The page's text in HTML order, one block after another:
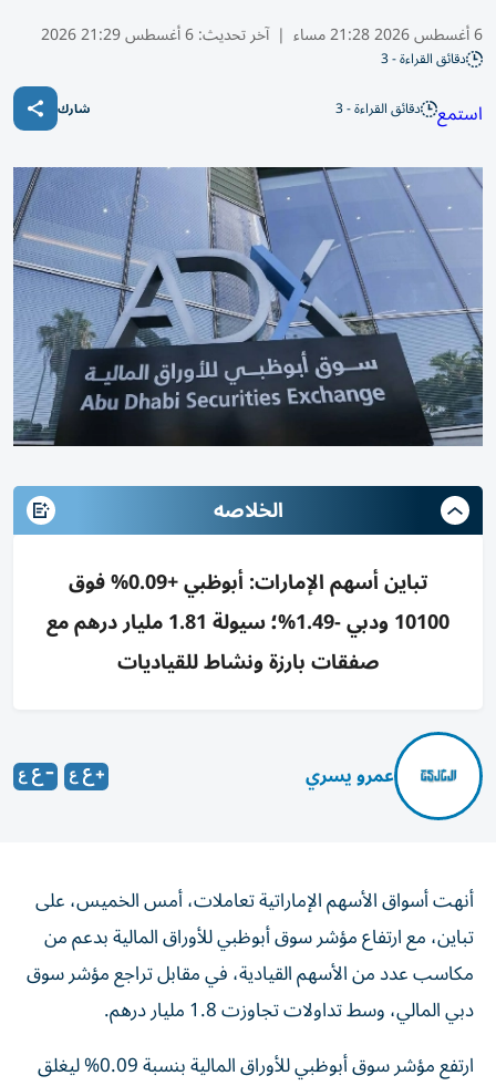
6 أغسطس 2026 21:28 مساء | آخر تحديث:6 أغسطس 21:29 2026
دقائق القراءة - 3
استمع دقائق القراءة - 3 شارك
الخلاصه
تباين أسهم الإمارات: أبوظبي +0.09% فوق
10100 ودبي -1.49%؛ سيولة 1.81 مليار درهم مع
صفقات بارزة ونشاط للقياديات
عمرو يسري
أنهت أسواق الأسهم الإماراتية تعاملات، أمس الخميس، على
تباين، مع ارتفاع مؤشر سوق أبوظبي للأوراق المالية بدعم من
مكاسب عدد من الأسهم القيادية، في مقابل تراجع مؤشر سوق
دبي المالي، وسط تداولات تجاوزت 1.8 مليار درهم.
ارتفع مؤشر سوق أبوظبي للأوراق المالية بنسبة 0.09% ليغلق